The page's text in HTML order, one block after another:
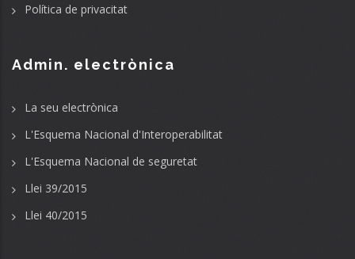
Política de privacitat
Admin. electrònica
La seu electrònica
L'Esquema Nacional d'Interoperabilitat
L'Esquema Nacional de seguretat
Llei 39/2015
Llei 40/2015